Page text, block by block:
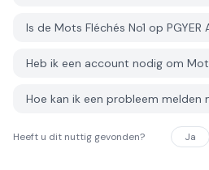
Heeft u dit nuttig gevonden? Ja